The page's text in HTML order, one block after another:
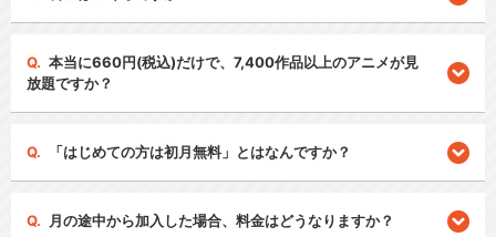
本当に660円(税込)だけで、7,400作品以上のアニメが見
放題ですか？
「はじめての方は初月無料」とはなんですか？
月の途中から加入した場合、料金はどうなりますか？